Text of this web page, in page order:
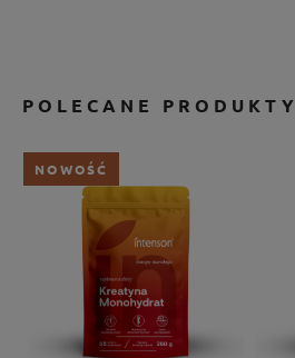
POLECANE PRODUKTY
NOWOŚĆ